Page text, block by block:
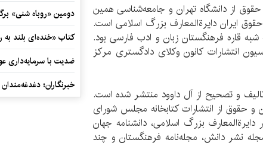
از دانشگاه تهران و جامعه‌شناسی همین
ایران دایرة‌المعارف بزرگ اسلامی است.
قاره فرهنگستان زبان و ادب فارسی بود.
انتشارات کانون وکلای دادگستری مرکز
به صورت تالیف و تصحیح از آل داوود منتشر شده است.
و حقوق از انتشارات کتابخانه مجلس شورای
نزدیک به 700 مقاله در دایرة‌المعارف بزرگ اسلامی، دانشنامه جهان
نشر دانش، مجله‌نامه فرهنگستان و چند
دومین «روباه شنی»
کتاب «خنده‌ای بلند به
ضدیت با سرمایه‌داری
خبرنگاران؛